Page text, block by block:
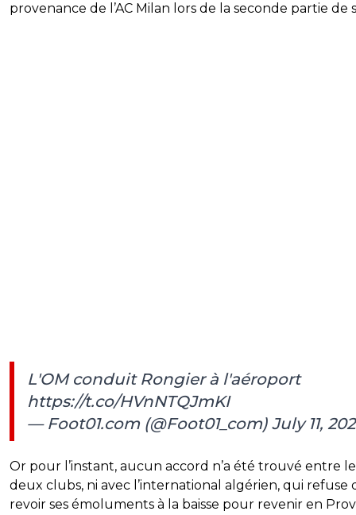
provenance de l’AC Milan lors de la seconde partie de
L'OM conduit Rongier à l'aéroport
https://t.co/HVnNTQJmKI
— Foot01.com (@Foot01_com) July 11,
Or pour l’instant, aucun accord n’a été trouvé entre
deux clubs, ni avec l’international algérien, qui refuse
revoir ses émoluments à la baisse pour revenir en